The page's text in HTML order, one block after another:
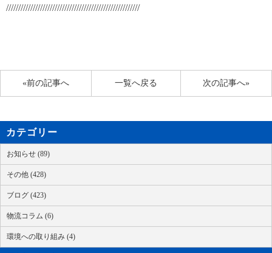
///////////////////////////////////////////////////////
«前の記事へ 次の記事へ»
一覧へ戻る
カテゴリー
お知らせ (89)
その他 (428)
ブログ (423)
物流コラム (6)
環境への取り組み (4)